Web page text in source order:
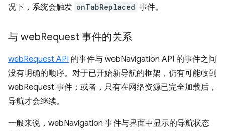
况下，系统会触发 onTabReplaced 事件。
与 webRequest 事件的关系
webRequest API 的事件与 webNavigation API 的事件之间
没有明确的顺序。对于已开始新导航的框架，仍有可能收到
webRequest 事件；或者，只有在网络资源已完全加载后，
导航才会继续。
一般来说，webNavigation 事件与界面中显示的导航状态